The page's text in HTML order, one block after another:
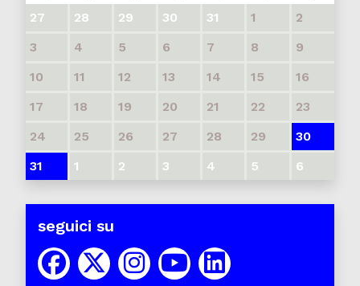
27 28 29 30 31 1
2
3
4 5 6 7 8
9
10
11 12 13 14 15
16
17
18 19 20 21 22
23
24
25 26 27 28 29
30
31
1 2 3 4 5 6
seguici su